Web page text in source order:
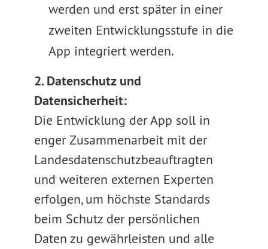
werden und erst später in einer
zweiten Entwicklungsstufe in die
App integriert werden.
2. Datenschutz und
Datensicherheit:
Die Entwicklung der App soll in
enger Zusammenarbeit mit der
Landesdatenschutzbeauftragten
und weiteren externen Experten
erfolgen, um höchste Standards
beim Schutz der persönlichen
Daten zu gewährleisten und alle